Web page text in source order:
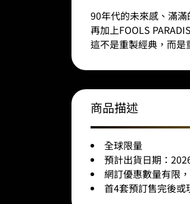
90年代的未來感、滿滿
再加上FOOLS
這不是重製經典，而是
商品描述
全球限量
預計出貨日期：
網訂優惠數量有限
首4套預訂售完後或